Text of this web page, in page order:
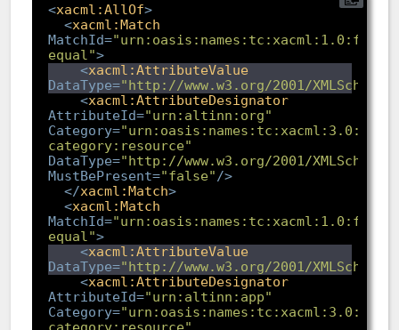
<xacml:AllOf>
<xacml:Match
MatchId=
equal">
<xacml:AttributeValue
DataType="http://www.w3.org/2001/
<xacml:AttributeDesignator
AttributeId="urn:altinn:org"
Category=
category:resource"
DataType="http://www.w3.org/2001/
MustBePresent="false" />
</xacml:Match>
<xacml:Match
MatchId=
equal">
<xacml:AttributeValue
DataType="http://www.w3.org/2001/
<xacml:AttributeDesignator
AttributeId="urn:altinn:app"
Category=